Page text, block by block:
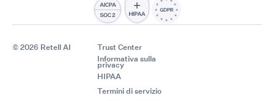
© 2026 Retell AI
Trust Center
Informativa sulla
privacy
HIPAA
Termini di servizio